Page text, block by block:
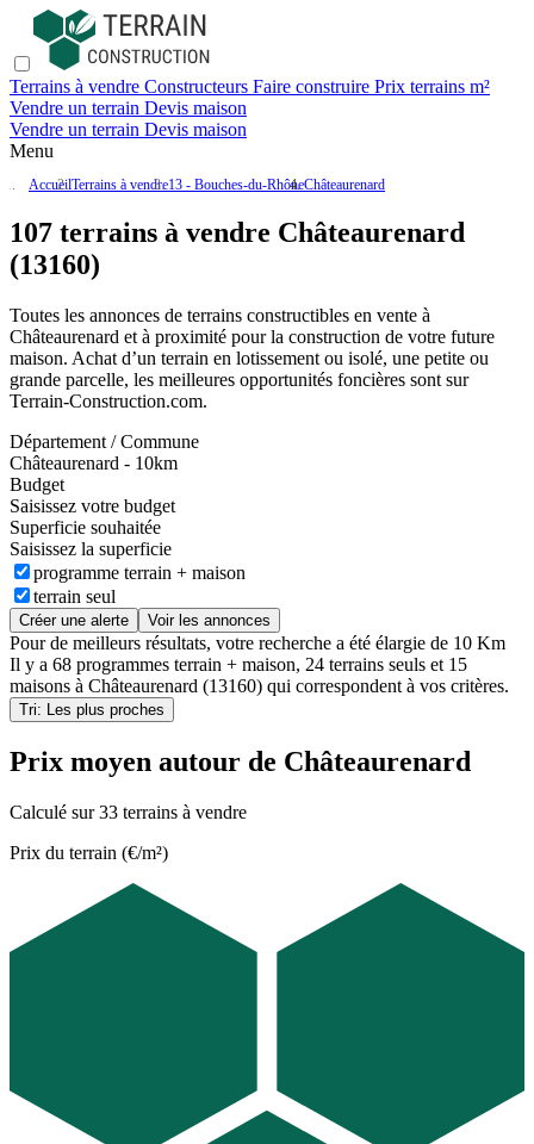
Terrains à vendre Constructeurs Faire construire Prix terrains m²
Vendre un terrain Devis maison
Vendre un terrain Devis maison
Menu
AccueilTerrains à vendre13 - Bouches-du-RhôneChâteaurenard
107 terrains à vendre Châteaurenard
(13160)
Toutes les annonces de terrains constructibles en vente à
Châteaurenard et à proximité pour la construction de votre future
maison. Achat d’un terrain en lotissement ou isolé, une petite ou
grande parcelle, les meilleures opportunités foncières sont sur
Terrain-Construction.com.
Département / Commune
Châteaurenard - 10km
Budget
Saisissez votre budget
Superficie souhaitée
Saisissez la superficie
programme terrain + maison
terrain seul
Créer une alerte Voir les annonces
Pour de meilleurs résultats, votre recherche a été élargie de 10 Km
Il y a 68 programmes terrain + maison, 24 terrains seuls et 15
maisons à Châteaurenard (13160) qui correspondent à vos critères.
Tri: Les plus proches
Prix moyen autour de Châteaurenard
Calculé sur 33 terrains à vendre
Prix du terrain (€/m²)